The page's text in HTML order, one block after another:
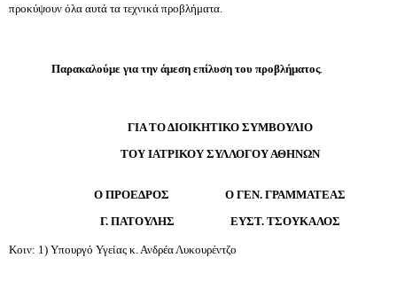
προκύψουν όλα αυτά τα τεχνικά προβλήματα.
Παρακαλούμε για την άμεση επίλυση του προβλήματος.
ΓΙΑ ΤΟ ΔΙΟΙΚΗΤΙΚΟ ΣΥΜΒΟΥΛΙΟ
ΤΟΥ ΙΑΤΡΙΚΟΥ ΣΥΛΛΟΓΟΥ ΑΘΗΝΩΝ
Ο ΠΡΟΕΔΡΟΣ Ο ΓΕΝ. ΓΡΑΜΜΑΤΕΑΣ
Γ. ΠΑΤΟΥΛΗΣ ΕΥΣΤ. ΤΣΟΥΚΑΛΟΣ
Κοιν: 1) Υπουργό Υγείας κ. Ανδρέα Λυκουρέντζο